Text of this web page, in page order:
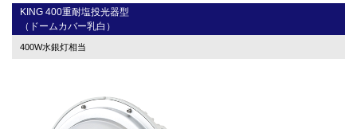
KING 400重耐塩投光器型
（ドームカバー乳白）
400W水銀灯相当